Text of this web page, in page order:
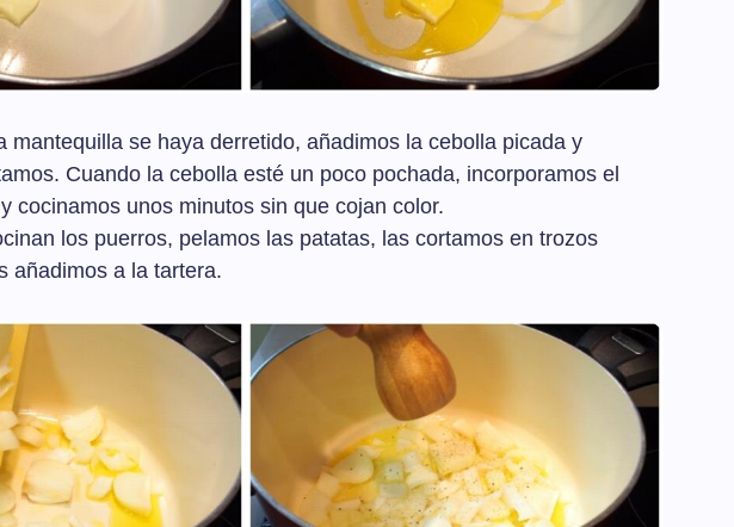
mantequilla se haya derretido, añadimos la cebolla picada y
Cuando la cebolla esté un poco pochada, incorporamos el
cocinamos unos minutos sin que cojan color.
los puerros, pelamos las patatas, las cortamos en trozos
añadimos a la tartera.